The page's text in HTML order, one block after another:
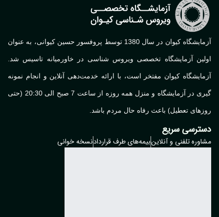
آزمایشگاه کیوان در سال 1380 توسط پروفسور حسین کیوانی، به عنوان
آزمایشگاه تخصصی ویروس شناسی در خاورمیانه تاسیس شد.
کیوان مفتخر است، با ارائه خدمت‌دهی آنلاین و انجام نمونه
گیری در آزمایشگاه و منزل همه روزه از ساعت 7 صبح الی 20:30 (حتی
تعطیل) باعث رفاه حال مردم باشد.
سریع
تلفنی و آنلاینبیمه‌های طرف قراردادنسخه خوانی